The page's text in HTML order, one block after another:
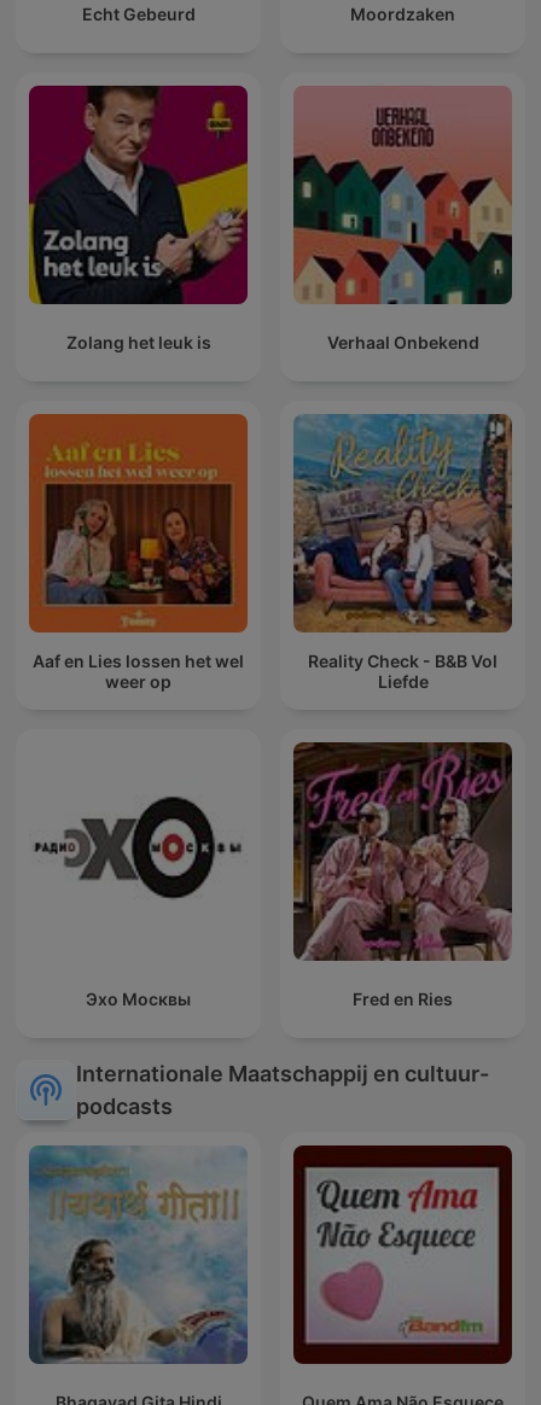
Echt Gebeurd Moordzaken
Zolang het leuk is Verhaal Onbekend
Aaf en Lies lossen het wel
weer op
Reality Check - B&B Vol
Liefde
Эхо Москвы Fred en Ries
Internationale Maatschappij en cultuur-
podcasts